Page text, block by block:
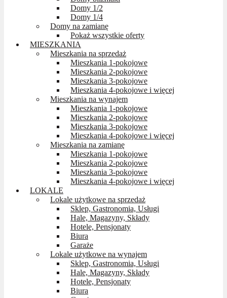
Domy 1/2
Domy 1/4
Domy na zamianę
Pokaż wszystkie oferty
MIESZKANIA
Mieszkania na sprzedaż
Mieszkania 1-pokojowe
Mieszkania 2-pokojowe
Mieszkania 3-pokojowe
Mieszkania 4-pokojowe i więcej
Mieszkania na wynajem
Mieszkania 1-pokojowe
Mieszkania 2-pokojowe
Mieszkania 3-pokojowe
Mieszkania 4-pokojowe i więcej
Mieszkania na zamianę
Mieszkania 1-pokojowe
Mieszkania 2-pokojowe
Mieszkania 3-pokojowe
Mieszkania 4-pokojowe i więcej
LOKALE
Lokale użytkowe na sprzedaż
Sklep, Gastronomia, Usługi
Hale, Magazyny, Składy
Hotele, Pensjonaty
Biura
Garaże
Lokale użytkowe na wynajem
Sklep, Gastronomia, Usługi
Hale, Magazyny, Składy
Hotele, Pensjonaty
Biura